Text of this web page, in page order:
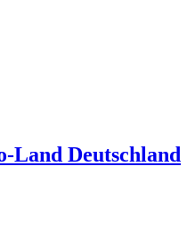
Land Deutschland